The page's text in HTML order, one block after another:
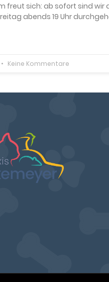
freut sich: ab sofort sind
abends 19 Uhr
Keine Kommentare